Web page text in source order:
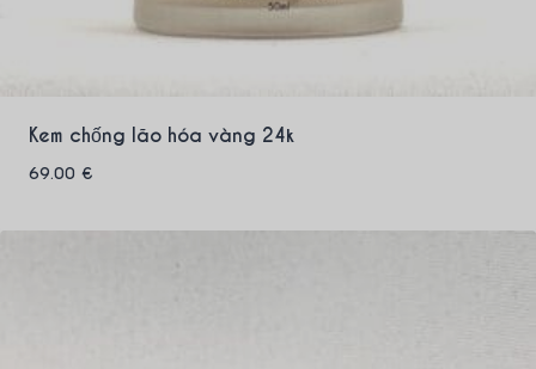
Kem chống lão hóa vàng 24k
69.00 €